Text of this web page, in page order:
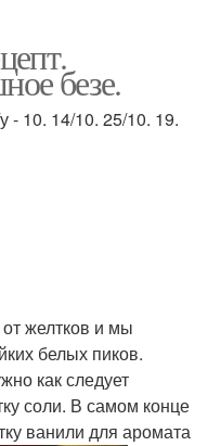
безе.
- 10. 14/10. 25/10. 19.
желтков и мы
белых пиков.
как следует
соли. В самом конце
ванили для аромата